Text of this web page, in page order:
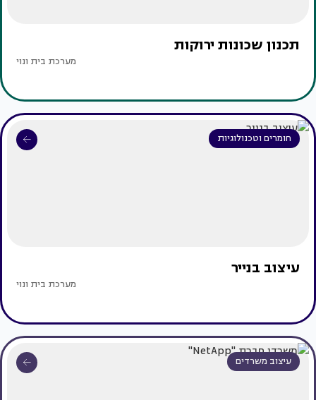
תכנון שכונות ירוקות
מערכת בית ונוי
חומרים וטכנולוגיות
עיצוב בנייר
מערכת בית ונוי
עיצוב משרדים